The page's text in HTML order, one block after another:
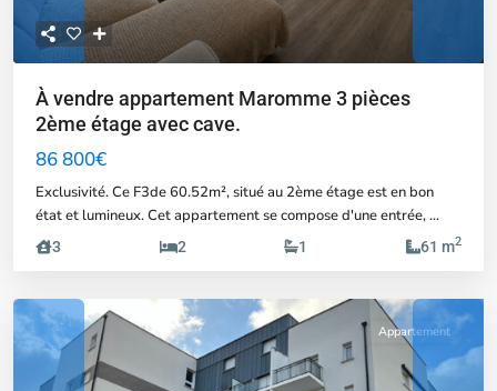
À vendre appartement Maromme 3 pièces
2ème étage avec cave.
86 800€
Exclusivité. Ce F3de 60.52m², situé au 2ème étage est en bon
état et lumineux. Cet appartement se compose d'une entrée,...
3 2 1 61 m2
Appartement